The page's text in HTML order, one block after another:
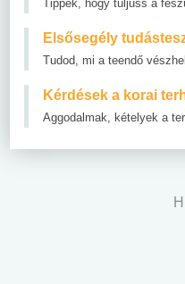
Tippek, hogy túljuss a
Elsősegély
Tudod, mi a teendő
Kérdések a korai
Aggodalmak, kételyek a